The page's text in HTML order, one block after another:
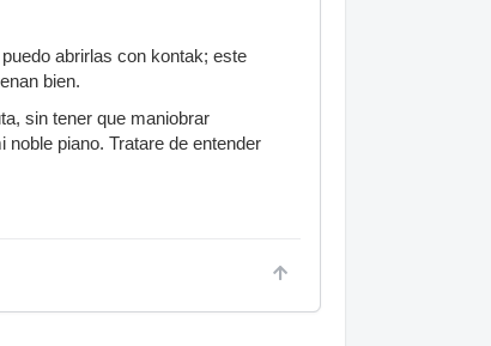
abrirlas con kontak; este
bien.
sin tener que maniobrar
piano. Tratare de entender